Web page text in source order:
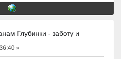
Глубинки - заботу и
»